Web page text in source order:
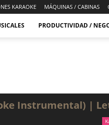
KARAOKE MÁQUINAS / CABINAS
PRODUCTIVIDAD /
Instrumental) |